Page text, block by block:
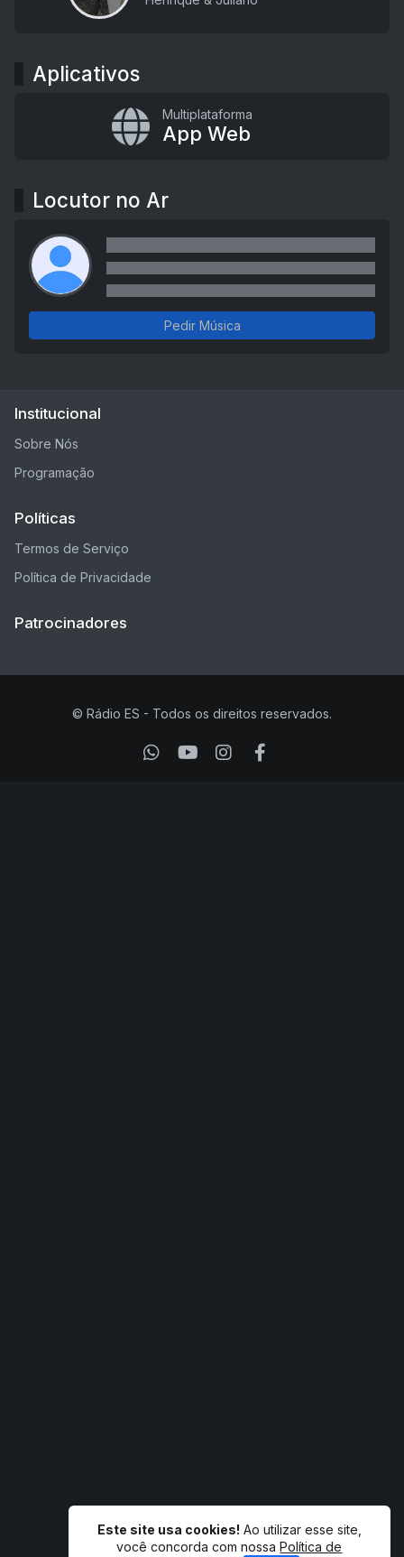
Aplicativos
Multiplataforma
App Web
Locutor no Ar
Pedir Música
Institucional
Sobre Nós
Programação
Políticas
Termos de Serviço
Política de Privacidade
Patrocinadores
© Rádio ES - Todos os direitos reservados.
Este site usa cookies! Ao utilizar esse site,
você concorda com nossaPolítica de